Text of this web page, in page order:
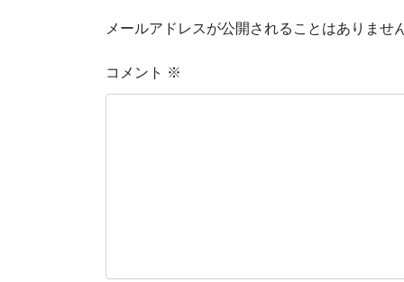
メールアドレスが公開されることはありませ
コメント ※